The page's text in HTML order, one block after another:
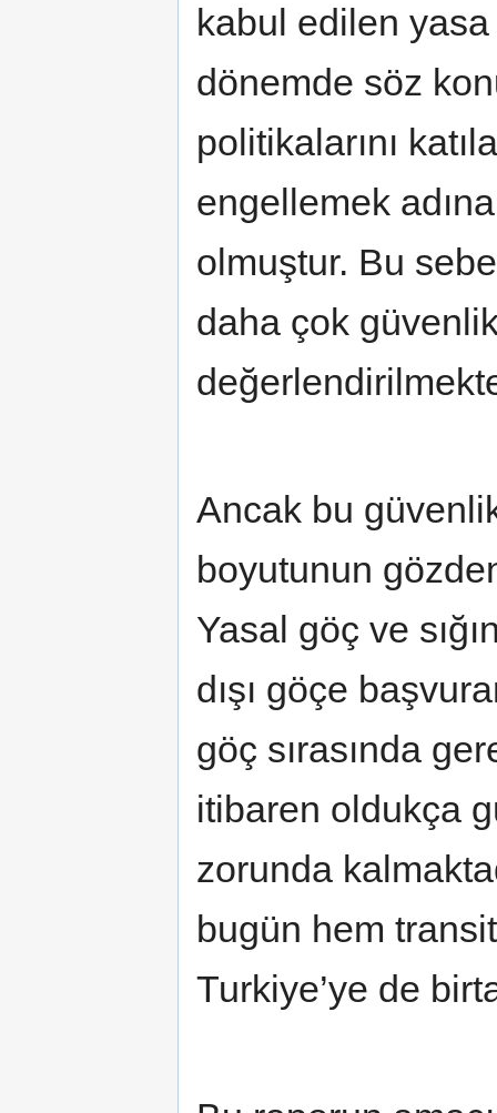
kabul edilen yasa
dönemde söz
politikalarını
engellemek
olmuştur. Bu
daha çok
Ancak bu
boyutunun
Yasal göç ve
dışı göçe
göç sırasında
itibaren oldukça
zorunda
bugün hem
Turkiye’ye de